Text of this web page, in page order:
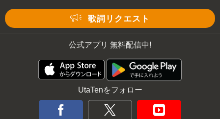
歌詞リクエスト
公式アプリ 無料配信中!
UtaTenをフォロー